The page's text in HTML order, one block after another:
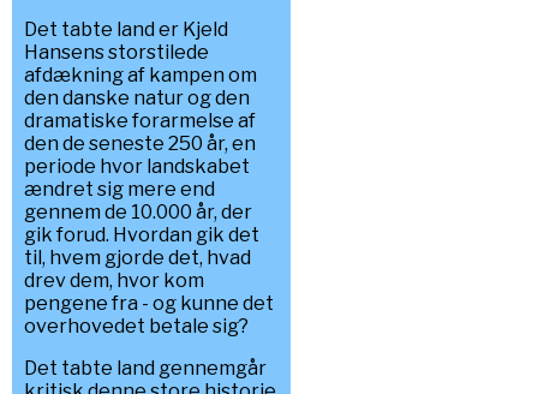
Det tabte land er Kjeld
Hansens storstilede
afdækning af kampen om
den danske natur og den
dramatiske forarmelse af
den de seneste 250 år, en
periode hvor landskabet
ændret sig mere end
gennem de 10.000 år, der
gik forud. Hvordan gik det
til, hvem gjorde det, hvad
drev dem, hvor kom
pengene fra - og kunne det
overhovedet betale sig?
Det tabte land gennemgår